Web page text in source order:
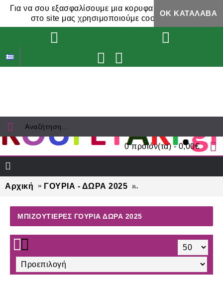
Για να σου εξασφαλίσουμε μια κορυφαία εμπειρία,
στο site μας χρησιμοποιούμε cookies.
ΟΚ ΚΑΤΆΛΑΒΑ
0 προϊόν(τα) - 0,00€
Αρχική ΓΟΥΡΙΑ - ΔΩΡΑ 2025
ΜΠΙΖΟΥΤΙΕΡΕΣ ΓΟΎΡΙΑ ΔΏΡΑ 2025